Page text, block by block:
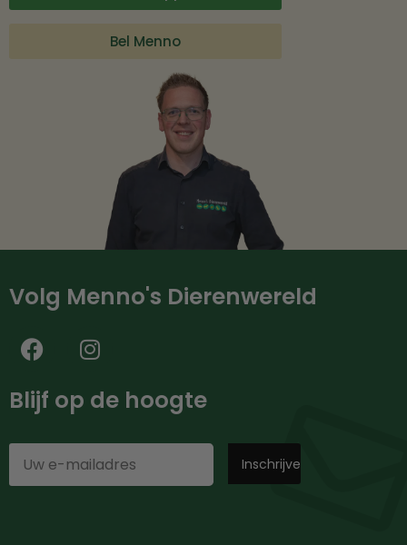
Bel Menno
Volg Menno's Dierenwereld
Blijf op de hoogte